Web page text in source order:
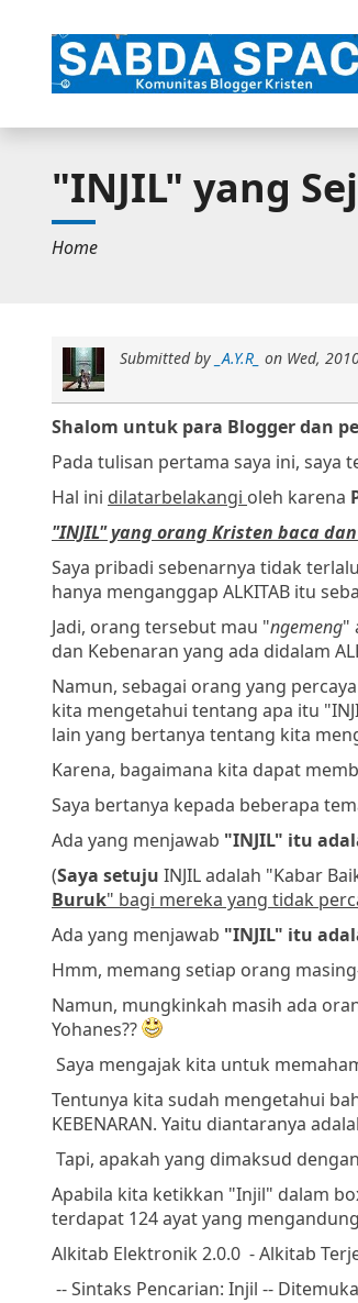
"INJIL" yang
Home
Submitted by _A.Y.R_ on Wed,
Shalom untuk para Blogger dan
Pada tulisan pertama saya ini, saya
Hal ini dilatarbelakangi oleh karena
"INJIL" yang orang Kristen baca
Saya pribadi sebenarnya tidak
hanya menganggap ALKITAB itu
Jadi, orang tersebut mau "ngemeng"
dan Kebenaran yang ada didalam
Namun, sebagai orang yang percaya
kita mengetahui tentang apa itu
lain yang bertanya tentang kita
Karena, bagaimana kita dapat
Saya bertanya kepada beberapa
Ada yang menjawab "INJIL" itu
(Saya setuju INJIL adalah "Kabar
Buruk" bagi mereka yang tidak
Ada yang menjawab "INJIL" itu
Hmm, memang setiap orang
Namun, mungkinkah masih ada
Yohanes??
Saya mengajak kita untuk
Tentunya kita sudah mengetahui
KEBENARAN. Yaitu diantaranya
Tapi, apakah yang dimaksud
Apabila kita ketikkan "Injil" dalam
terdapat 124 ayat yang
Alkitab Elektronik 2.0.0 - Alkitab
-- Sintaks Pencarian: Injil --